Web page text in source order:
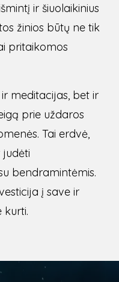
ir šiuolaikinius
žinios būtų ne tik
pritaikomos
meditacijas, bet ir
prie uždaros
Tai erdvė,
judėti
bendramintėmis.
į save ir
kurti.